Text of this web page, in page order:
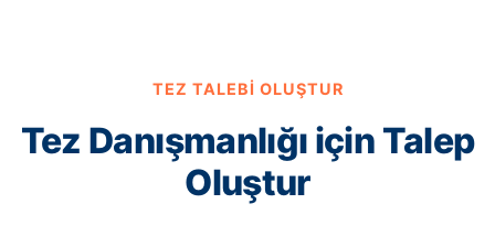
TEZ TALEBI OLUŞTUR
Tez Danışmanlığı için Talep
Oluştur